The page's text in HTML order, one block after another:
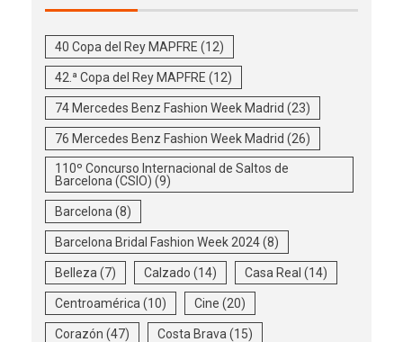
40 Copa del Rey MAPFRE (12)
42.ª Copa del Rey MAPFRE (12)
74 Mercedes Benz Fashion Week Madrid (23)
76 Mercedes Benz Fashion Week Madrid (26)
110º Concurso Internacional de Saltos de
Barcelona (CSIO) (9)
Barcelona (8)
Barcelona Bridal Fashion Week 2024(8)
Belleza (7) Calzado (14) Casa Real (14)
Centroamérica (10) Cine (20)
Corazón (47) Costa Brava (15)